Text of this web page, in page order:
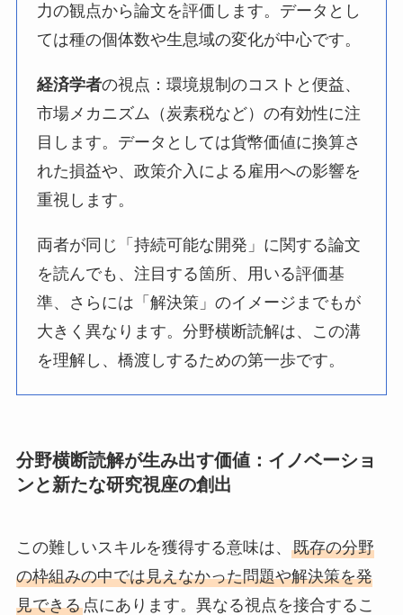
力の観点から論文を評価します。データとし
ては種の個体数や生息域の変化が中心です。
経済学者の視点：環境規制のコストと便益、
市場メカニズム（炭素税など）の有効性に注
目します。データとしては貨幣価値に換算さ
れた損益や、政策介入による雇用への影響を
重視します。
両者が同じ「持続可能な開発」に関する論文
を読んでも、注目する箇所、用いる評価基
準、さらには「解決策」のイメージまでもが
大きく異なります。分野横断読解は、この溝
を理解し、橋渡しするための第一歩です。
分野横断読解が生み出す価値：イノベーショ
ンと新たな研究視座の創出
この難しいスキルを獲得する意味は、 既存の分野
の枠組みの中では見えなかった問題や解決策を発
見できる点にあります。異なる視点を接合するこ